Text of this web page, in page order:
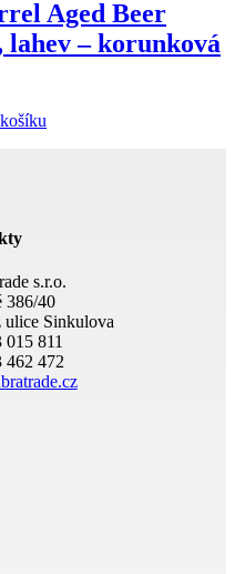
Aged Beer
lahev – korunková
s.r.o.
386/40
ulice Sinkulova
811
462 472